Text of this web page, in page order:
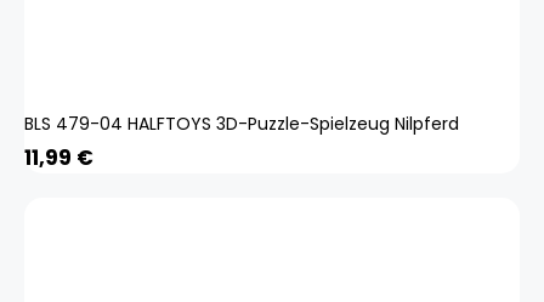
BLS 479-04 HALFTOYS 3D-Puzzle-Spielzeug Nilpferd
11,99 €